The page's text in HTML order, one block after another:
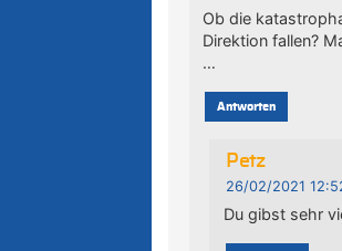
Ob die
Direktion fallen?
…
Antworten
Petz
26/02/2021
Du gibst sehr